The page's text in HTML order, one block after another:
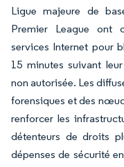
Ligue majeure de
Premier League ont
services Internet pour
15 minutes suivant
non autorisée. Les
forensiques et des
renforcer les
détenteurs de droits
dépenses de sécurité